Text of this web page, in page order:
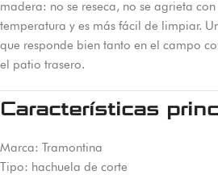
madera: no se reseca, no se agrieta
temperatura y es más fácil de limpiar.
que responde bien tanto en el campo
el patio trasero.
Características
Marca: Tramontina
Tipo: hachuela de corte